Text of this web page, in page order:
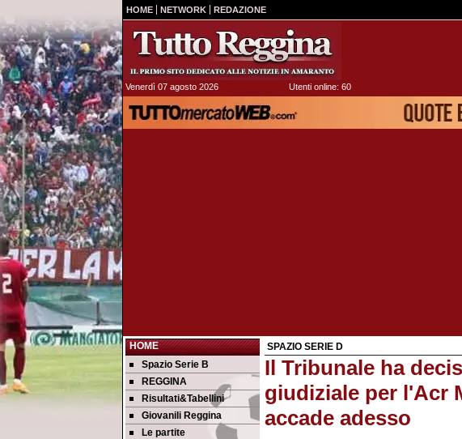
HOME NETWORK REDAZIONE
Venerdì 07 agosto 2026 Utenti online: 60
HOME
Spazio Serie B
REGGINA
Risultati&Tabellini
Giovanili Reggina
Le partite
SPAZIO SERIE D
Il Tribunale ha
giudiziale per l'Acr
accade adesso